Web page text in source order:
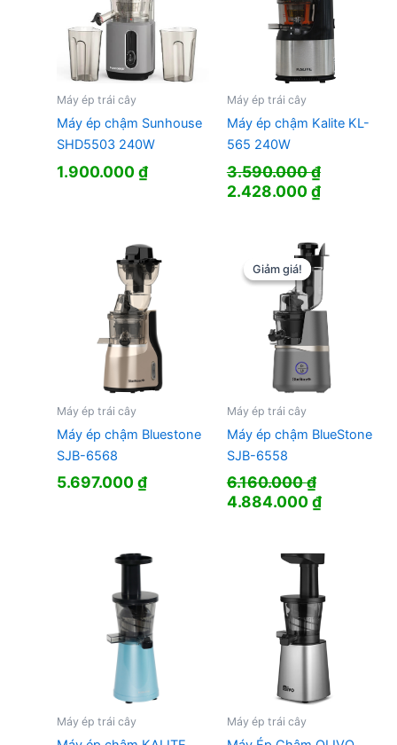
Máy ép trái cây
Máy ép chậm Sunhouse
SHD5503 240W
1.900.000₫
Máy ép trái cây
Máy ép chậm Kalite KL-
565 240W
3.590.000₫
Giá
3.590.000 ₫.
2.428.000₫Giá
là:
Máy ép trái cây
Máy ép chậm Bluestone
SJB-6568
5.697.000₫
Giảm giá!
Giảm giá!
Máy ép trái cây
Máy ép chậm BlueStone
SJB-6558
6.160.000₫
Giá
6.160.000 ₫.
4.884.000₫Giá
là:
Máy ép trái cây Máy ép trái cây